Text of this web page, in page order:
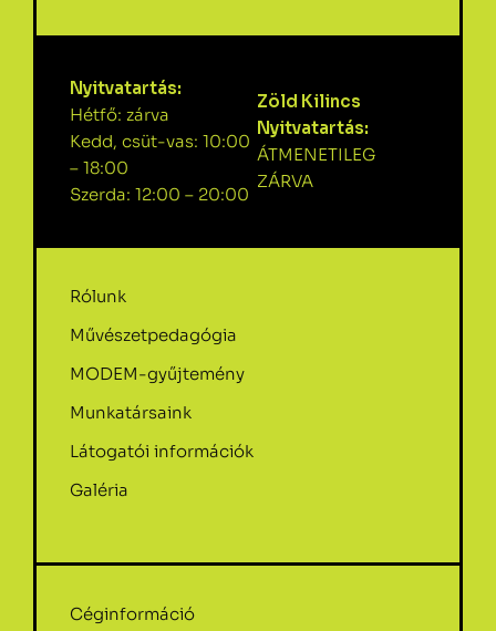
Nyitvatartás:
Hétfő: zárva
Kedd, csüt-vas: 10:00
– 18:00
Szerda: 12:00 – 20:00
Zöld Kilincs
Nyitvatartás:
ÁTMENETILEG
ZÁRVA
Rólunk
Művészetpedagógia
MODEM-gyűjtemény
Munkatársaink
Látogatói információk
Galéria
Céginformáció